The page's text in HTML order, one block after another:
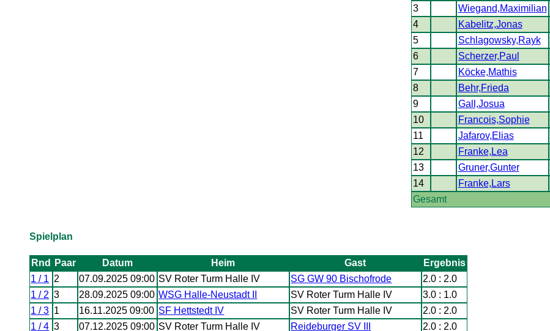
3
Wiegand,Maximilian
4
Kabelitz,Jonas
5
Schlagowsky,Rayk
6
Scherzer,Paul
7
Köcke,Mathis
8
Behr,Frieda
9
Gall,Josua
10
Francois,Sophie
11
Jafarov,Elias
12
Franke,Lea
13
Gruner,Gunter
14
Franke,Lars
Gesamt
Spielplan
Rnd Paar Datum Heim Gast
Ergebnis
1 / 1 2 07.09.2025 09:00 SV Roter Turm Halle IV SG GW 90 Bischofrode
2.0 : 2.0
1 / 2 3 28.09.2025 09:00 WSG Halle-Neustadt II SV Roter Turm Halle IV
3.0 : 1.0
1 / 3 1 16.11.2025 09:00 SF Hettstedt IV SV Roter Turm Halle IV
2.0 : 2.0
1 / 4 3 07.12.2025 09:00 SV Roter Turm Halle IV Reideburger SV III
2.0 : 2.0